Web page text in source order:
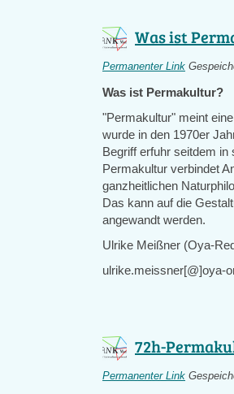
Was ist
Permanenter Link
Was ist Permakultur?
"Permakultur" meint
wurde in den 1970er
Begriff erfuhr seitdem in
Permakultur verbindet
ganzheitlichen
Das kann auf die
angewandt werden.
Ulrike Meißner (Oya-
ulrike.meissner[@]oya-
72h-
Permanenter Link